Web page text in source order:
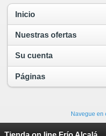
Inicio
Nuestras ofertas
Su cuenta
Páginas
Navegue en